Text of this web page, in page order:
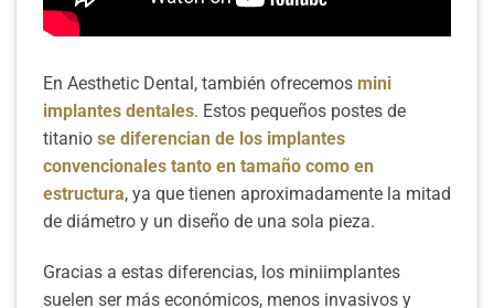
En Aesthetic Dental, también ofrecemos mini
implantes dentales. Estos pequeños postes de
titanio se diferencian de los implantes
convencionales tanto en tamaño como en
estructura, ya que tienen aproximadamente la mitad
de diámetro y un diseño de una sola pieza.
Gracias a estas diferencias, los miniimplantes
suelen ser más económicos, menos invasivos y